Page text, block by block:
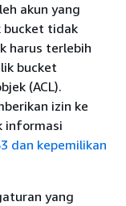
akun yang
bucket tidak
harus terlebih
bucket
(ACL).
izin ke
informasi
dan kepemilikan
yang